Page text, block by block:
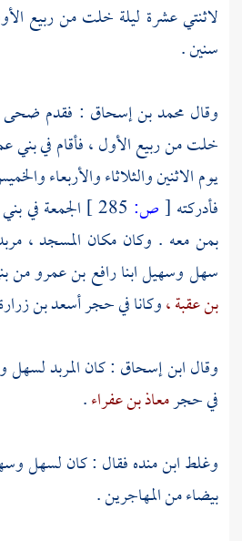
لاثنتي عشرة ليلة خلت من ربيع
سنين .
وقال محمد بن إسحاق : فقدم ضحى
خلت من ربيع الأول ، فأقام فيبني
يوم الاثنين والثلاثاء والأربعاء
فأدركته [ص: الجمعة في
بمن معه . وكان مكان المسجد ،
سهلوسهيلابنارافع بن عمرومن
بن عقبة ،وكانا في حجرأسعد بن زرارة
وقالابن إسحاق : كان المربدلسهل
في حجرمعاذ بن عفراء.
وغلطابن مندهفقال : كانلسهل
بيضاء منالمهاجرين.